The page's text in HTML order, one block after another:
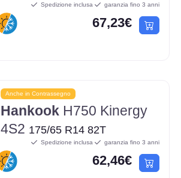
Spedizione inclusa garanzia fino 3 anni
67,23€
Anche in Contrassegno
Hankook H750 Kinergy
4S2 175/65 R14 82T
Spedizione inclusa garanzia fino 3 anni
62,46€